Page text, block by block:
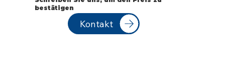
bestätigen
Kontakt